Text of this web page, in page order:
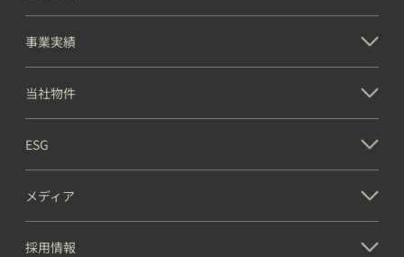
事業実績
当社物件
ESG
メディア
採用情報